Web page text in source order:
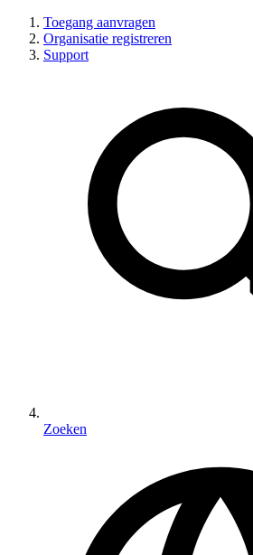
Toegang aanvragen
Organisatie registreren
Support
Zoeken